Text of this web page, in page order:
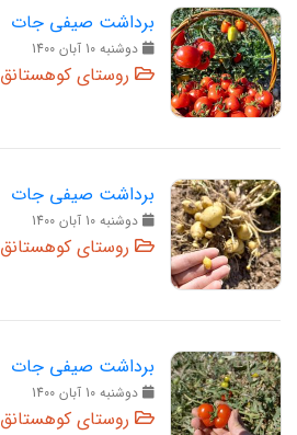
برداشت صیفی جات
دوشنبه 10 آبان 1400
روستای کوهستانق
برداشت صیفی جات
دوشنبه 10 آبان 1400
روستای کوهستانق
برداشت صیفی جات
دوشنبه 10 آبان 1400
روستای کوهستانق